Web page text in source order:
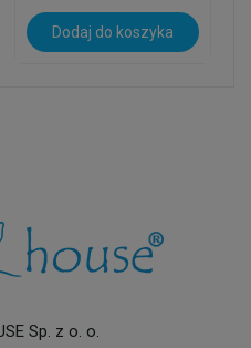
Dodaj do koszyka
Sp. z o. o.